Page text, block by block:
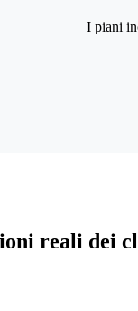
I piani
reali dei